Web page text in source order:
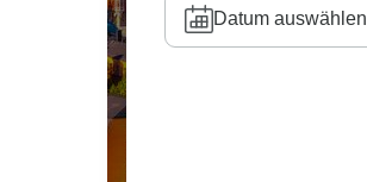
Datum auswählen